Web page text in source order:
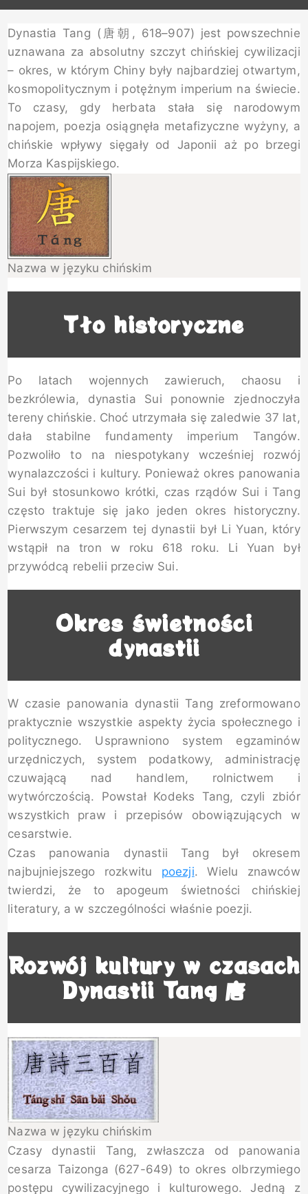
Dynastia Tang (唐朝, 618–907) jest powszechnie
uznawana za absolutny szczyt chińskiej cywilizacji
– okres, w którym Chiny były najbardziej otwartym,
kosmopolitycznym i potężnym imperium na świecie.
To czasy, gdy herbata stała się narodowym
napojem, poezja osiągnęła metafizyczne wyżyny, a
chińskie wpływy sięgały od Japonii aż po brzegi
Morza Kaspijskiego.
Nazwa w języku chińskim
Tło historyczne
Po latach wojennych zawieruch, chaosu i
bezkrólewia, dynastia Sui ponownie zjednoczyła
tereny chińskie. Choć utrzymała się zaledwie 37 lat,
dała stabilne fundamenty imperium Tangów.
Pozwoliło to na niespotykany wcześniej rozwój
wynalazczości i kultury. Ponieważ okres panowania
Sui był stosunkowo krótki, czas rządów Sui i Tang
często traktuje się jako jeden okres historyczny.
Pierwszym cesarzem tej dynastii był Li Yuan, który
wstąpił na tron w roku 618 roku. Li Yuan był
przywódcą rebelii przeciw Sui.
Okres świetności
dynastii
W czasie panowania dynastii Tang zreformowano
praktycznie wszystkie aspekty życia społecznego i
politycznego. Usprawniono system egzaminów
urzędniczych, system podatkowy, administrację
czuwającą nad handlem, rolnictwem i
wytwórczością. Powstał Kodeks Tang, czyli zbiór
wszystkich praw i przepisów obowiązujących w
cesarstwie.
Czas panowania dynastii Tang był okresem
najbujniejszego rozkwitu poezji. Wielu znawców
twierdzi, że to apogeum świetności chińskiej
literatury, a w szczególności właśnie poezji.
Rozwój kultury w czasach
Dynastii Tang 唐
Nazwa w języku chińskim
Czasy dynastii Tang, zwłaszcza od panowania
cesarza Taizonga (627-649) to okres olbrzymiego
postępu cywilizacyjnego i kulturowego. Jedną z